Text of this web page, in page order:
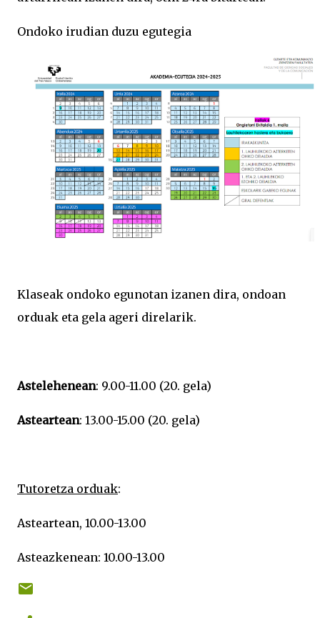
Ondoko irudian duzu egutegia
Klaseak ondoko egunotan izanen dira, ondoan
orduak eta gela ageri direlarik.
Astelehenean: 9.00-11.00 (20. gela)
Asteartean: 13.00-15.00 (20. gela)
Tutoretza orduak:
Asteartean, 10.00-13.00
Asteazkenean: 10.00-13.00